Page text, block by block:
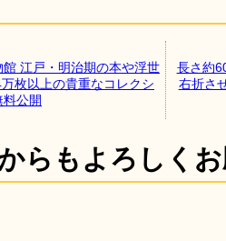
館 江戸・明治期の本や浮世
枚以上の貴重なコレクシ
料公開
長さ約
右折さ
らもよろしく